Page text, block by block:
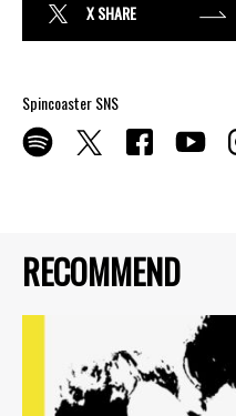
RECOMMEND
X SHARE
Spincoaster SNS